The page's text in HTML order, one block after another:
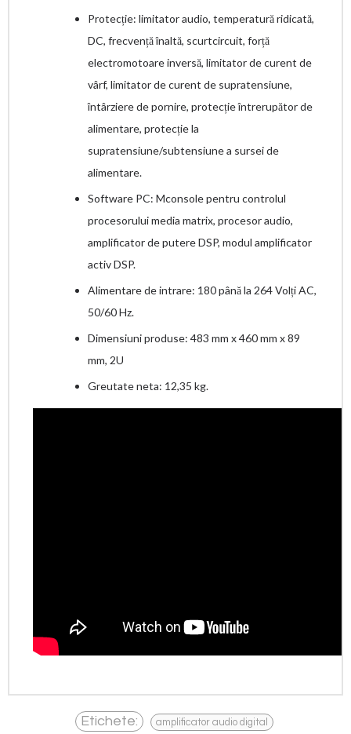
Protecție: limitator audio, temperatură ridicată,
DC, frecvență înaltă, scurtcircuit, forță
electromotoare inversă, limitator de curent de
vârf, limitator de curent de supratensiune,
întârziere de pornire, protecție întrerupător de
alimentare, protecție la
supratensiune/subtensiune a sursei de
alimentare.
Software PC: Mconsole pentru controlul
procesorului media matrix, procesor audio,
amplificator de putere DSP, modul amplificator
activ DSP.
Alimentare de intrare: 180 până la 264 Volți AC,
50/60 Hz.
Dimensiuni produse: 483 mm x 460 mm x 89
mm, 2U
Greutate neta: 12,35 kg.
Etichete: amplificator audio digital